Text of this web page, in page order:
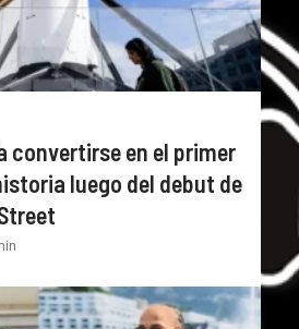
convertirse en el primer
luego del debut de